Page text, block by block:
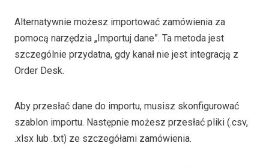
Alternatywnie możesz importować zamówienia za
pomocą narzędzia „Importuj dane”. Ta metoda jest
szczególnie przydatna, gdy kanał nie jest integracją z
Order Desk.
Aby przesłać dane do importu, musisz skonfigurować
szablon importu. Następnie możesz przesłać pliki (.csv,
.xlsx lub .txt) ze szczegółami zamówienia.